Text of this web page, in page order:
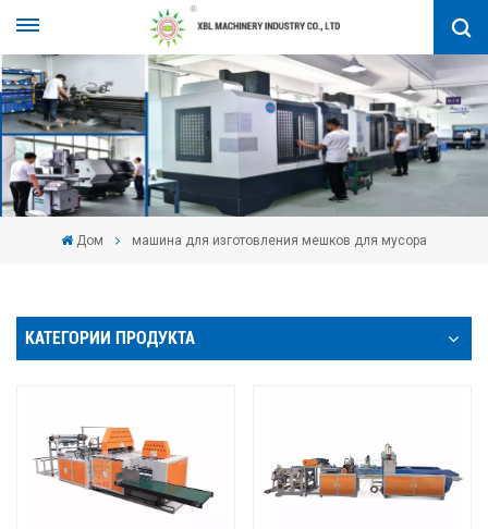
Дом машина для изготовления мешков для мусора
КАТЕГОРИИ ПРОДУКТА